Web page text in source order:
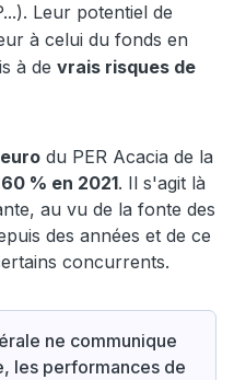
Leur potentiel de
à celui du fonds en
à de vrais risques de
du PER Acacia de la
% en 2021. Il s'agit là
au vu de la fonte des
des années et de ce
concurrents.
ne communique
les performances de